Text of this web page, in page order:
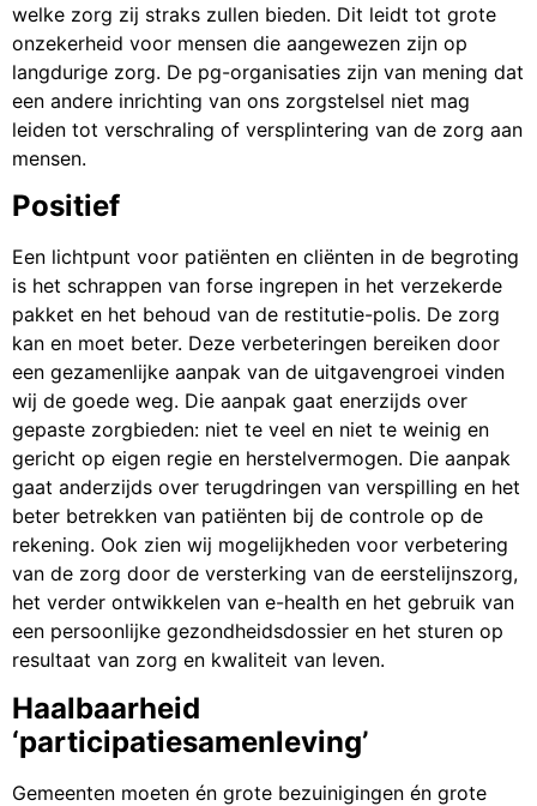
welke zorg zij straks zullen bieden. Dit leidt tot grote
onzekerheid voor mensen die aangewezen zijn op
langdurige zorg. De pg-organisaties zijn van mening dat
een andere inrichting van ons zorgstelsel niet mag
leiden tot verschraling of versplintering van de zorg aan
mensen.
Positief
Een lichtpunt voor patiënten en cliënten in de begroting
is het schrappen van forse ingrepen in het verzekerde
pakket en het behoud van de restitutie-polis. De zorg
kan en moet beter. Deze verbeteringen bereiken door
een gezamenlijke aanpak van de uitgavengroei vinden
wij de goede weg. Die aanpak gaat enerzijds over
gepaste zorgbieden: niet te veel en niet te weinig en
gericht op eigen regie en herstelvermogen. Die aanpak
gaat anderzijds over terugdringen van verspilling en het
beter betrekken van patiënten bij de controle op de
rekening. Ook zien wij mogelijkheden voor verbetering
van de zorg door de versterking van de eerstelijnszorg,
het verder ontwikkelen van e-health en het gebruik van
een persoonlijke gezondheidsdossier en het sturen op
resultaat van zorg en kwaliteit van leven.
Haalbaarheid
‘participatiesamenleving’
Gemeenten moeten én grote bezuinigingen én grote